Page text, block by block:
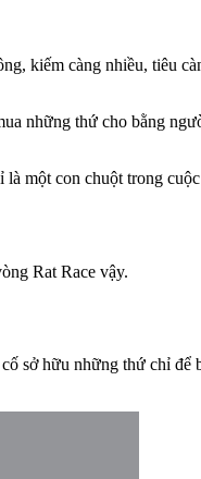
kiếm càng nhiều, tiêu
những thứ cho bằng
một con chuột trong
Rat Race vậy.
sở hữu những thứ chỉ